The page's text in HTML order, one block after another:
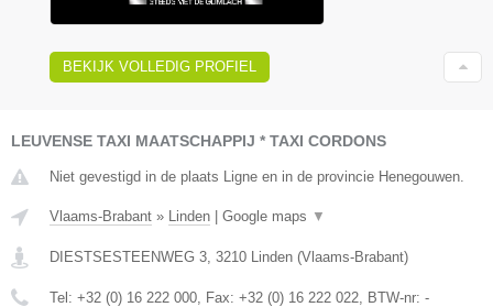
BEKIJK VOLLEDIG PROFIEL
LEUVENSE TAXI MAATSCHAPPIJ * TAXI CORDONS
Niet gevestigd in de plaats Ligne en in de provincie Henegouwen.
Vlaams-Brabant » Linden Google maps ▼
DIESTSESTEENWEG 3 3210 Linden (Vlaams-Brabant)
Tel: +32 (0) 16 222 000 , Fax: +32 (0) 16 222 022 , BTW-nr: -